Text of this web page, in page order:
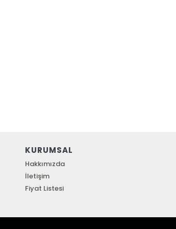
KURUMSAL
Hakkımızda
İletişim
Fiyat Listesi